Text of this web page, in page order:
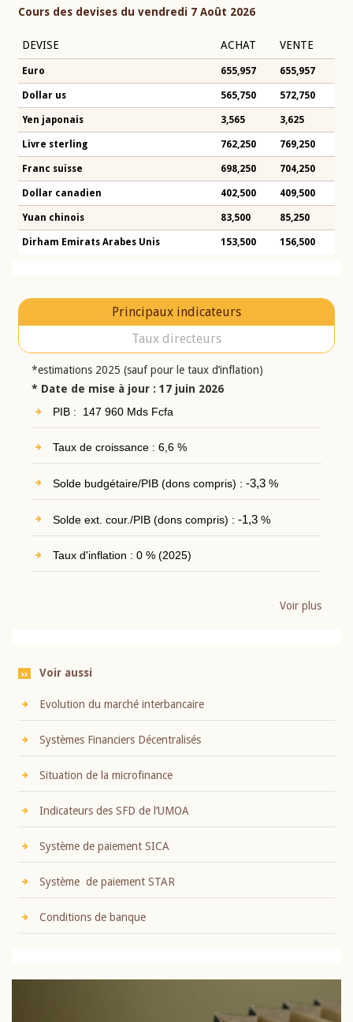
Cours des devises du vendredi 7 Août 2026
DEVISE ACHAT VENTE
Euro 655,957 655,957
Dollar us 565,750 572,750
Yen japonais 3,565 3,625
Livre sterling 762,250 769,250
Franc suisse 698,250 704,250
Dollar canadien 402,500 409,500
Yuan chinois 83,500 85,250
Dirham Emirats Arabes Unis 153,500 156,500
Principaux indicateurs
Taux directeurs
*estimations 2025 (sauf pour le taux d’inflation)
* Date de mise à jour : 17 juin 2026
PIB : 147 960 Mds Fcfa
Taux de croissance : 6,6 %
Solde budgétaire/PIB (dons compris) : -3,3%
Solde ext. cour./PIB (dons compris) : -1,3%
Taux d'inflation : 0 % (2025)
Voir plus
Voir aussi
Evolution du marché interbancaire
Systèmes Financiers Décentralisés
Situation de la microfinance
Indicateurs des SFD de l’UMOA
Système de paiement SICA
Système de paiement STAR
Conditions de banque